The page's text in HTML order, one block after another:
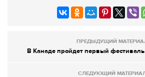
ПРЕДЫДУЩИЙ
В Канаде пройдет первый фестиваль
СЛЕДУЮЩИЙ